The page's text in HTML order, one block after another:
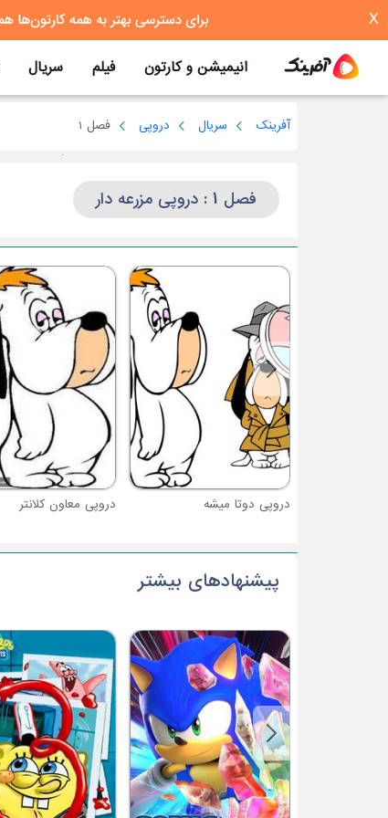
X
انیمیشن و کارتون فیلم سریال
آفرینک سریال دروپی فصل 1
فصل 1 : دروپی مزرعه دار
دروپی دوتا میشه دروپی معاون کلانتر
پیشنهادهای بیشتر